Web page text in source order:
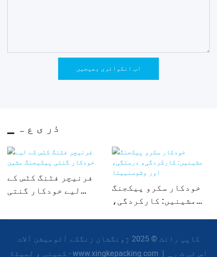
اب انکوائری بھیجیں
▁ ذر ی ع ہ
فرنیچر فٹنگ کٹس کے
لیے خودکار گنتی
خودکار سکرو پیکجنگ
مشینیں: کارکردگی،
کاپی رائٹ © 2025 ژونگشان زنگکے آٹومیشن آلات
کمپنی ، لمیٹڈ - www.xingkepacking.com | ▁اس ٹی ٹ ر